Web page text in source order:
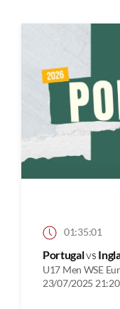
01:35:01
Portugalvs
U17 Men WSE
23/07/2025 21:20